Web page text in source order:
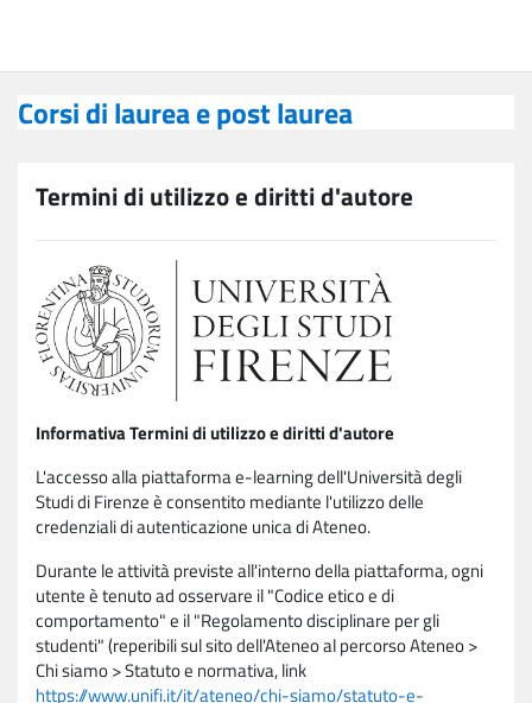
Corsi di laurea e post laurea
Termini di utilizzo e diritti d'autore
Informativa Termini di utilizzo e diritti d'autore
L'accesso alla piattaforma e-learning dell'Università degli
Studi di Firenze è consentito mediante l'utilizzo delle
credenziali di autenticazione unica di Ateneo.
Durante le attività previste all'interno della piattaforma, ogni
utente è tenuto ad osservare il "Codice etico e di
comportamento" e il "Regolamento disciplinare per gli
studenti" (reperibili sul sito dell'Ateneo al percorso Ateneo >
Chi siamo > Statuto e normativa, link
https://www.unifi.it/it/ateneo/chi-siamo/statuto-e-